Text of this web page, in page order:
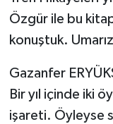
Özgür ile bu
konuştuk.
Gazanfer
Bir yıl içinde iki
işareti. Öyleyse